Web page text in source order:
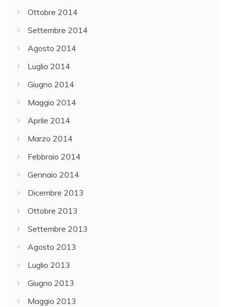
Ottobre 2014
Settembre 2014
Agosto 2014
Luglio 2014
Giugno 2014
Maggio 2014
Aprile 2014
Marzo 2014
Febbraio 2014
Gennaio 2014
Dicembre 2013
Ottobre 2013
Settembre 2013
Agosto 2013
Luglio 2013
Giugno 2013
Maggio 2013